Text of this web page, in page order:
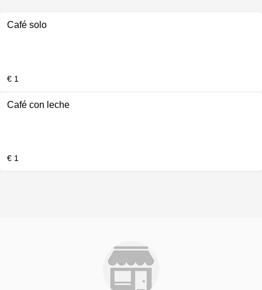
Café solo
€ 1
Café con leche
€ 1